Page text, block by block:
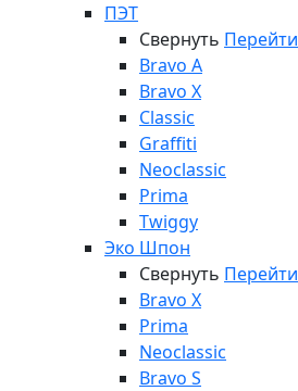
ПЭТ
Свернуть Перейти
Bravo A
Bravo X
Classic
Graffiti
Neoclassic
Prima
Twiggy
Эко Шпон
Свернуть Перейти
Bravo X
Prima
Neoclassic
Bravo S